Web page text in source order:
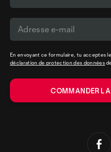
En envoyant ce formulaire, tu acceptes
déclaration de protection des données